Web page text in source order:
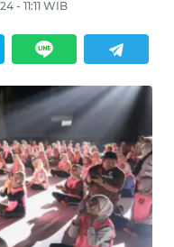
- 11:11 WIB